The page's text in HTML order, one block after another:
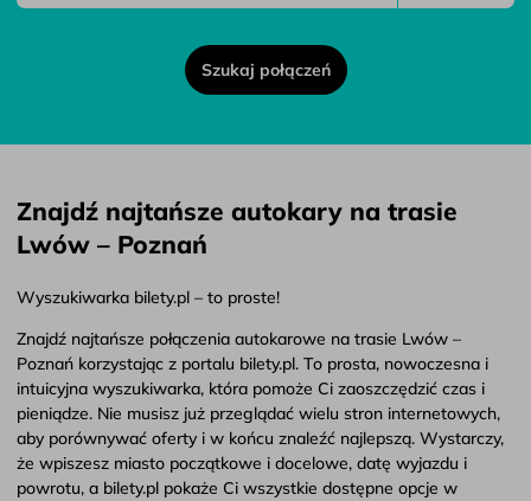
Szukaj połączeń
Znajdź najtańsze autokary na trasie
Lwów – Poznań
Wyszukiwarka bilety.pl – to proste!
Znajdź najtańsze połączenia autokarowe na trasie Lwów –
Poznań korzystając z portalu bilety.pl. To prosta, nowoczesna i
intuicyjna wyszukiwarka, która pomoże Ci zaoszczędzić czas i
pieniądze. Nie musisz już przeglądać wielu stron internetowych,
aby porównywać oferty i w końcu znaleźć najlepszą. Wystarczy,
że wpiszesz miasto początkowe i docelowe, datę wyjazdu i
powrotu, a bilety.pl pokaże Ci wszystkie dostępne opcje w